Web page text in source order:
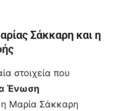
Σάκκαρη και η
στοιχεία που
Ένωση
η Μαρία Σάκκαρη